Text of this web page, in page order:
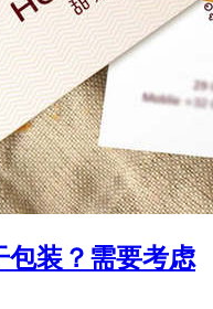
包装？需要考虑